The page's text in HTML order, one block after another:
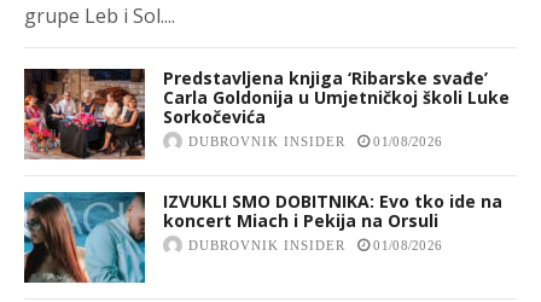
grupe Leb i Sol....
Predstavljena knjiga ‘Ribarske svađe’
Carla Goldonija u Umjetničkoj školi Luke
Sorkočevića
DUBROVNIK INSIDER 01/08/2026
IZVUKLI SMO DOBITNIKA: Evo tko ide na
koncert Miach i Pekija na Orsuli
DUBROVNIK INSIDER 01/08/2026